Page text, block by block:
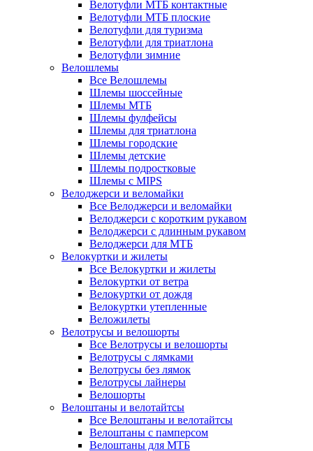
Велотуфли МТБ контактные
Велотуфли МТБ плоские
Велотуфли для туризма
Велотуфли для триатлона
Велотуфли зимние
Велошлемы
Все Велошлемы
Шлемы шоссейные
Шлемы МТБ
Шлемы фулфейсы
Шлемы для триатлона
Шлемы городские
Шлемы детские
Шлемы подростковые
Шлемы с MIPS
Велоджерси и веломайки
Все Велоджерси и веломайки
Велоджерси с коротким рукавом
Велоджерси с длинным рукавом
Велоджерси для МТБ
Велокуртки и жилеты
Все Велокуртки и жилеты
Велокуртки от ветра
Велокуртки от дождя
Велокуртки утепленные
Веложилеты
Велотрусы и велошорты
Все Велотрусы и велошорты
Велотрусы с лямками
Велотрусы без лямок
Велотрусы лайнеры
Велошорты
Велоштаны и велотайтсы
Все Велоштаны и велотайтсы
Велоштаны с памперсом
Велоштаны для МТБ